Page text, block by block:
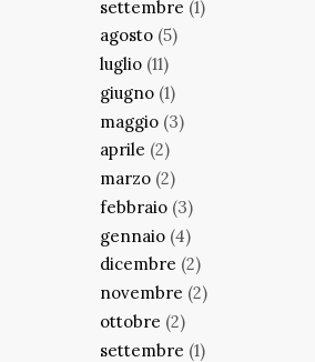
settembre (1)
agosto (5)
luglio (11)
giugno (1)
maggio (3)
aprile (2)
marzo (2)
febbraio (3)
gennaio (4)
dicembre (2)
novembre (2)
ottobre (2)
settembre (1)